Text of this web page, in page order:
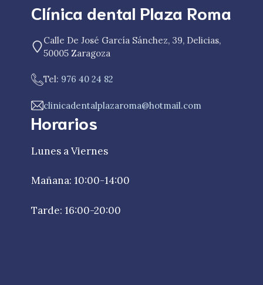
Clínica dental Plaza Roma
Calle De José García Sánchez, 39, Delicias,
50005 Zaragoza
Tel: 976 40 24 82
clinicadentalplazaroma@hotmail.com
Horarios
Lunes a Viernes
Mañana: 10:00-14:00
Tarde: 16:00-20:00